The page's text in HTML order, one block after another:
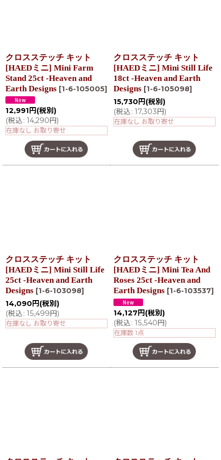
クロスステッチ キット
[HAEDミニ] Mini Farm
Stand 25ct -Heaven and
Earth Designs [1-6-105005]
12,991 円 (税別)
(税込: 14,290円)
在庫なし お取り寄せ
クロスステッチ キット
[HAEDミニ] Mini Still Life
18ct -Heaven and Earth
Designs [1-6-105098]
15,730 円 (税別)
(税込: 17,303円)
在庫なし お取り寄せ
クロスステッチ キット
[HAEDミニ] Mini Still Life
25ct -Heaven and Earth
Designs [1-6-103098]
14,090 円 (税別)
(税込: 15,499円)
在庫なし お取り寄せ
クロスステッチ キット
[HAEDミニ] Mini Tea And
Roses 25ct -Heaven and
Earth Designs [1-6-103537]
14,127 円 (税別)
(税込: 15,540円)
在庫数 1点